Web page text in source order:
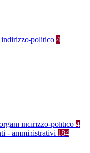
indirizzo-politico 4
indirizzo-politico 4
- amministrativi 184